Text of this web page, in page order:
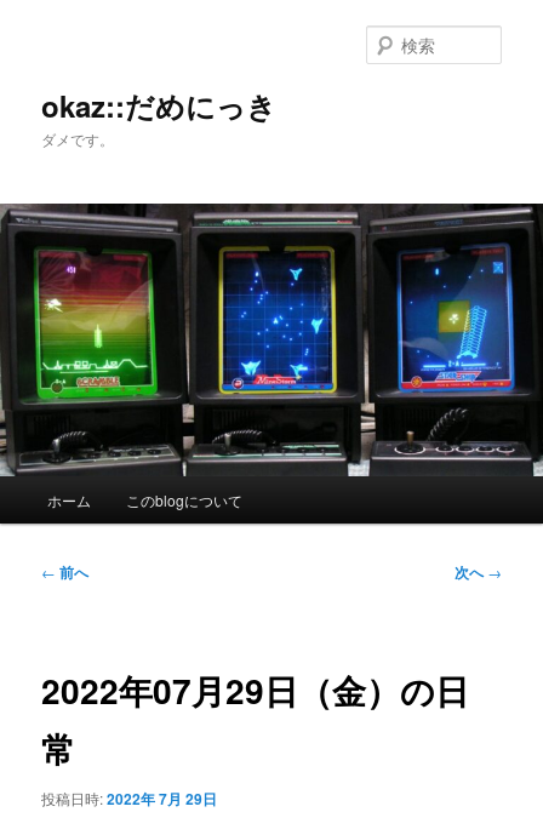
へ
移
okaz::だめにっき
ダメです。
索
ホーム このblogについて
投
ー
ョ
ン
← 前へ 次へ→
2022年07月29日（金）の日
常
投稿日時:2022年 7月 29日